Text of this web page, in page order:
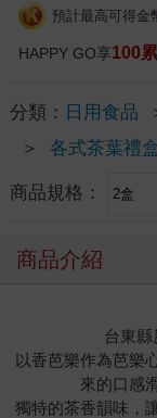
預計最高可得金
HAPPY GO享100
分類： 日用食品
＞
各式茶葉禮
商品規格：
商品介紹
台東
以香芭樂作為芭樂
來的口感
獨特的茶香韻味，